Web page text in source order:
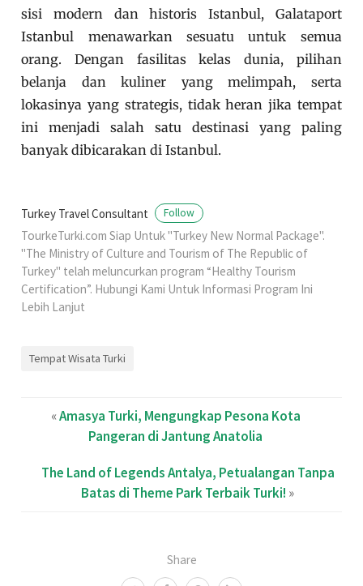
Share
sisi modern dan historis Istanbul, Galataport
Istanbul menawarkan sesuatu untuk semua
orang. Dengan fasilitas kelas dunia, pilihan
belanja dan kuliner yang melimpah, serta
lokasinya yang strategis, tidak heran jika tempat
ini menjadi salah satu destinasi yang paling
banyak dibicarakan di Istanbul.
Turkey Travel Consultant Follow
TourkeTurki.com Siap Untuk "Turkey New Normal Package".
"The Ministry of Culture and Tourism of The Republic of
Turkey" telah meluncurkan program “Healthy Tourism
Certification”. Hubungi Kami Untuk Informasi Program Ini
Lebih Lanjut
Tempat Wisata Turki
«Amasya Turki, Mengungkap Pesona Kota
Pangeran di Jantung Anatolia
The Land of Legends Antalya, Petualangan Tanpa
Batas di Theme Park Terbaik Turki! »